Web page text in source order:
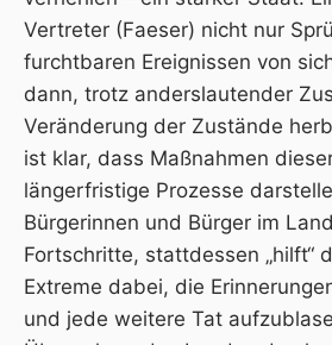
Vertreter (Faeser) nicht nur
furchtbaren Ereignissen von
dann, trotz anderslautender
Veränderung der Zustände
ist klar, dass Maßnahmen
längerfristige Prozesse
Bürgerinnen und Bürger im
Fortschritte, stattdessen „hilft“
Extreme dabei, die
und jede weitere Tat